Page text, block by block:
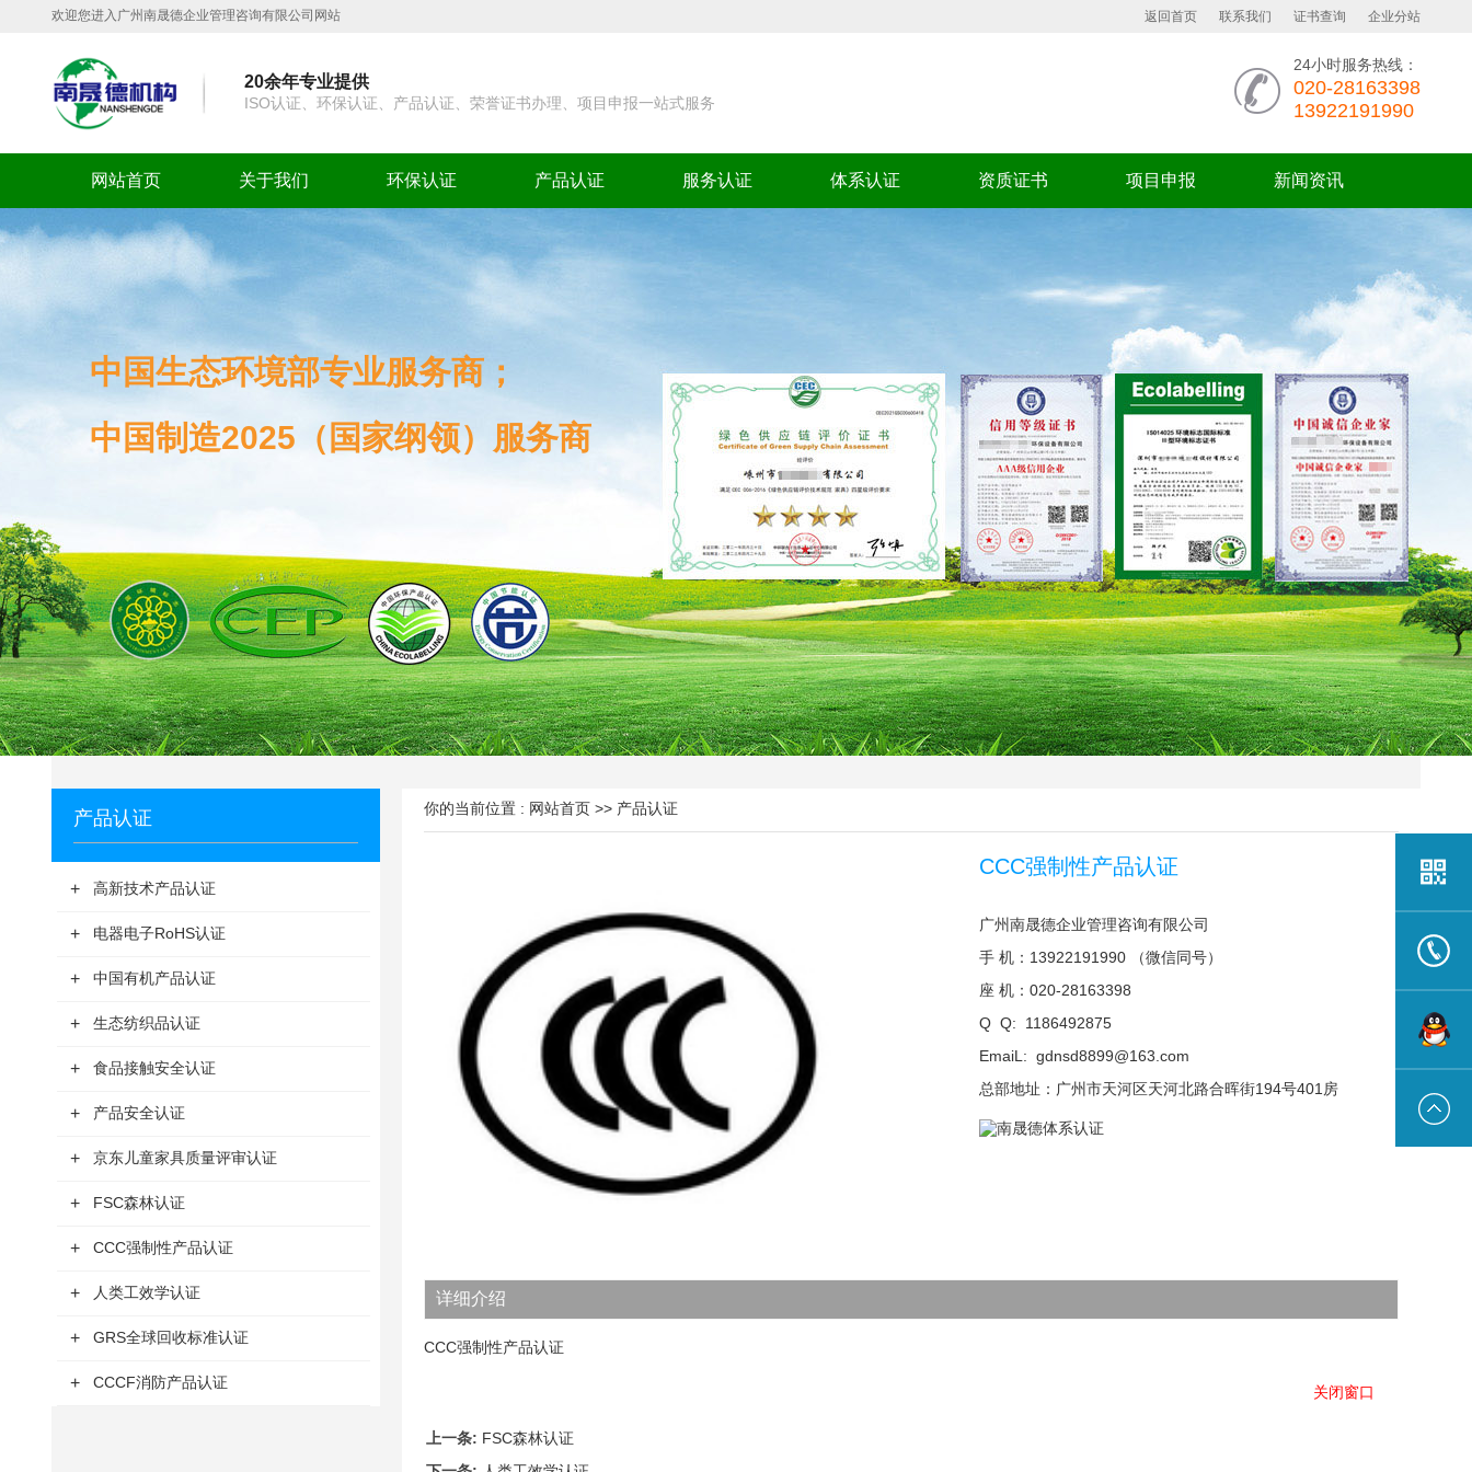
在线联系
欢迎您进入广州南晟德企业管理咨询有限公司网站 返回首页 联系我们 证书查询 企业分站
20余年专业提供
ISO认证、环保认证、产品认证、荣誉证书办理、项目申报一站式服务
24小时服务热线：
020-28163398
13922191990
网站首页 关于我们 环保认证 产品认证 服务认证 体系认证 资质证书 项目申报 新闻资讯
中国生态环境部专业服务商；
中国制造2025（国家纲领）服务商
产品认证
+ 高新技术产品认证
+ 电器电子RoHS认证
+ 中国有机产品认证
+ 生态纺织品认证
+ 食品接触安全认证
+ 产品安全认证
+ 京东儿童家具质量评审认证
+ FSC森林认证
+ CCC强制性产品认证
+ 人类工效学认证
+ GRS全球回收标准认证
+ CCCF消防产品认证
你的当前位置 : 网站首页 >> 产品认证
CCC强制性产品认证
广州南晟德企业管理咨询有限公司
手 机：13922191990 （微信同号）
座 机：020-28163398
Q Q: 1186492875
EmaiL: gdnsd8899@163.com
总部地址：广州市天河区天河北路合晖街194号401房
详细介绍
CCC强制性产品认证
关闭窗口
上一条: FSC森林认证